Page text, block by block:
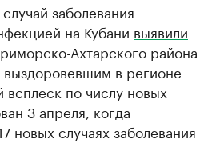
заболевания
на Кубани выявили
Ахтарского района
в регионе
по числу новых
3 апреля, когда
новых случаях заболевания